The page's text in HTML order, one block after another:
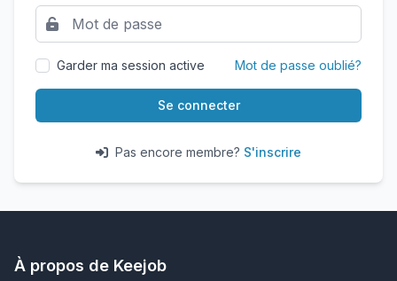
Garder ma session active Mot de passe oublié?
Se connecter
Pas encore membre? S'inscrire
À propos de Keejob